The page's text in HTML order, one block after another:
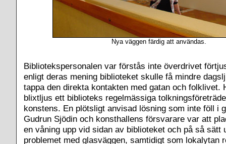
Nya väggen färdig att användas.
Bibliotekspersonalen var förstås inte överdrivet
enligt deras mening biblioteket skulle få mindre
tappa den direkta kontakten med gatan och folklivet.
blixtljus ett biblioteks regelmässiga
konstens. En plötsligt anvisad lösning som inte föll i
Gudrun Sjödin och konsthallens försvarare var att
en våning upp vid sidan av biblioteket och på så sätt
problemet med glasväggen, samtidigt som lokalytan